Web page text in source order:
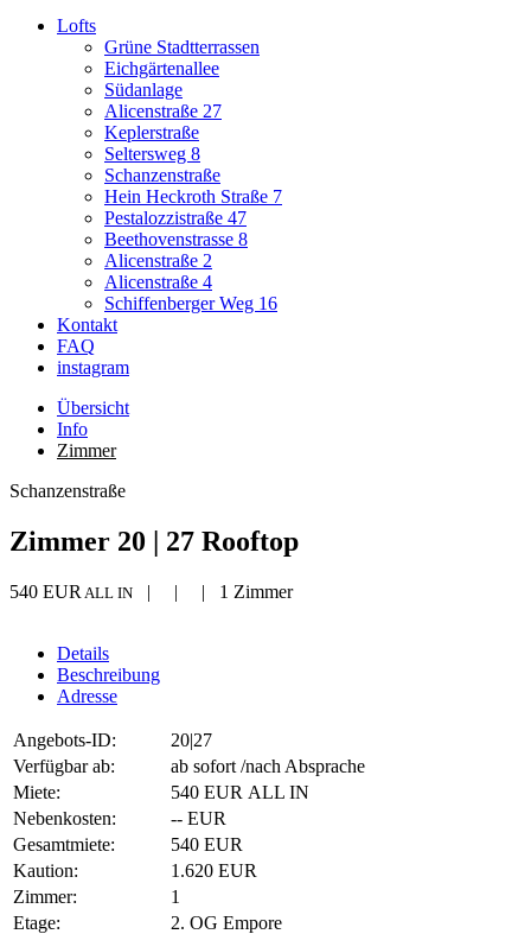
Lofts
Grüne Stadtterrassen
Eichgärtenallee
Südanlage
Alicenstraße 27
Keplerstraße
Seltersweg 8
Schanzenstraße
Hein Heckroth Straße 7
Pestalozzistraße 47
Beethovenstrasse 8
Alicenstraße 2
Alicenstraße 4
Schiffenberger Weg 16
Kontakt
FAQ
instagram
Übersicht
Info
Zimmer
Schanzenstraße
Zimmer 20 | 27 Rooftop
540 EUR ALL IN | | | 1 Zimmer
Details
Beschreibung
Adresse
Angebots-ID:
20|27
Verfügbar ab:
ab sofort /nach Absprache
Miete:
540 EUR ALL IN
Nebenkosten:
-- EUR
Gesamtmiete:
540 EUR
Kaution:
1.620 EUR
Zimmer:
1
Etage:
2. OG Empore